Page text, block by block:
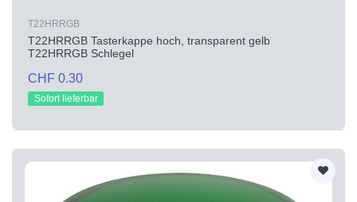
T22HRRGB
T22HRRGB Tasterkappe hoch, transparent gelb
T22HRRGB Schlegel
CHF 0.30
Sofort lieferbar